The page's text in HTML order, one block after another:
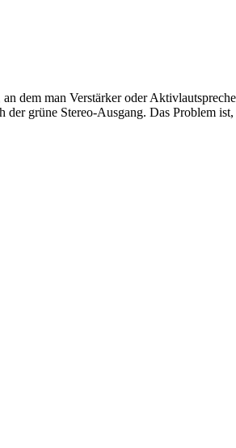
dem man Verstärker oder
grüne Stereo-Ausgang. Das Problem